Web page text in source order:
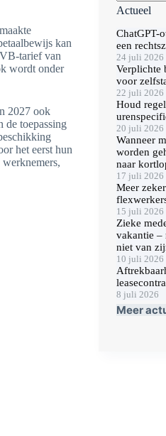
kan
tarief van
wordt onder
2027 ook
de toepassing
het eerst hun
Actueel
ChatGPT-
een
24 juli 2026
Verplichte
voor
22 juli 2026
Houd
20 juli 2026
Wanneer
worden
naar
17 juli 2026
Meer
15 juli 2026
Zieke
vakantie –
niet van
10 juli 2026
8 juli 2026
Meer